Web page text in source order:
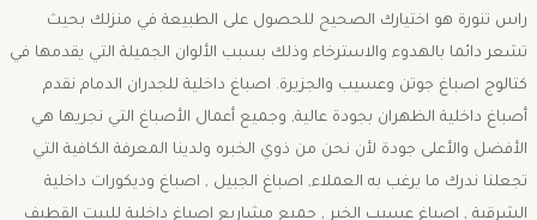
راس تنورة هو اختيارك الصحيح للحصول على الطبيعة في منزلك بحيث
تشعر دائما بالهدوء والاسترخاء وذلك بسبب الألوان الجميلة التي يقدمها في
كتالوج اصباغ جوتن وعسيب والجزيرة. اصباغ داخلية للجدران الدمام نقدم
أصباغ داخلية الظهران بجودة عالية, وجميع أعمال الأصباغ التي نجريها هي
الأفضل والأعلى جودة لأن نحن من ذوي الخبره ولدينا المعرفة الكافية التي
تجعلنا ندرك ما يرغب به العملاء, اصباغ الجبيل , اصباغ وديكورات داخلية
الشرقية , اصباغ عسيب الخبر , جميع مشاريع اصباغ داخلية للبيت القطيف